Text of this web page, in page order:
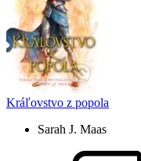
Kráľovstvo z popola
Sarah J. Maas